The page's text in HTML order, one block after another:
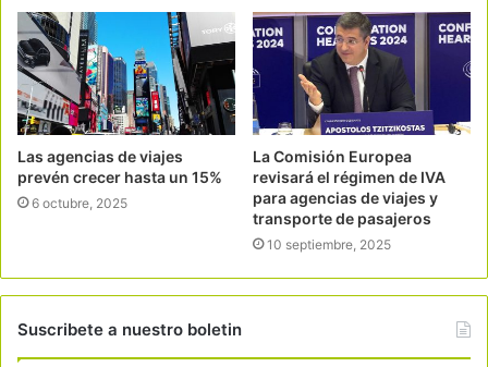
Las agencias de viajes
prevén crecer hasta un 15%
6 octubre, 2025
La Comisión Europea
revisará el régimen de IVA
para agencias de viajes y
transporte de pasajeros
10 septiembre, 2025
Suscribete a nuestro boletin